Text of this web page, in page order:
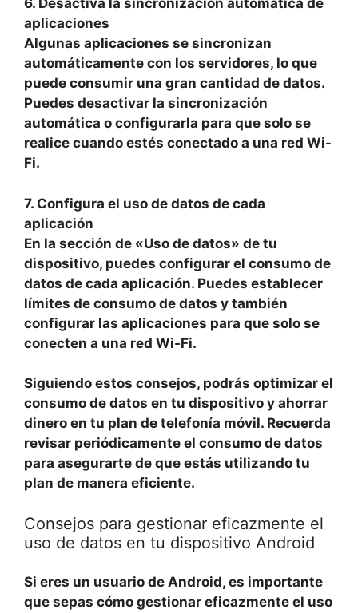
6. Desactiva la sincronización automática de
aplicaciones
Algunas aplicaciones se sincronizan
automáticamente con los servidores, lo que
puede consumir una gran cantidad de datos.
Puedes desactivar la sincronización
automática o configurarla para que solo se
realice cuando estés conectado a una red Wi-
Fi.
7. Configura el uso de datos de cada
aplicación
En la sección de «Uso de datos» de tu
dispositivo, puedes configurar el consumo de
datos de cada aplicación. Puedes establecer
límites de consumo de datos y también
configurar las aplicaciones para que solo se
conecten a una red Wi-Fi.
Siguiendo estos consejos, podrás optimizar el
consumo de datos en tu dispositivo y ahorrar
dinero en tu plan de telefonía móvil. Recuerda
revisar periódicamente el consumo de datos
para asegurarte de que estás utilizando tu
plan de manera eficiente.
Consejos para gestionar eficazmente el
uso de datos en tu dispositivo Android
Si eres un usuario de Android, es importante
que sepas cómo gestionar eficazmente el uso